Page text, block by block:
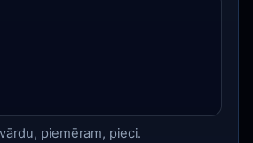
piemēram, pieci.